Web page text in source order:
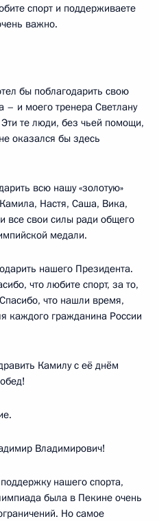
спорт и поддерживаете
важно.
бы поблагодарить свою
– и моего тренера Светлану
те люди, без чьей помощи,
оказался бы здесь
всю нашу «золотую»
Настя, Саша, Вика,
все свои силы ради общего
медали.
нашего Президента.
что любите спорт, за то,
что нашли время,
каждого гражданина России
Камилу с её днём
Владимирович!
нашего спорта,
была в Пекине очень
Но самое